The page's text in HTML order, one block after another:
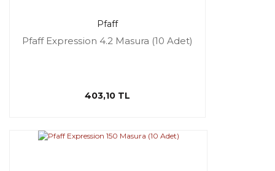
Pfaff
Pfaff Expression 4.2 Masura (10 Adet)
403,10 TL